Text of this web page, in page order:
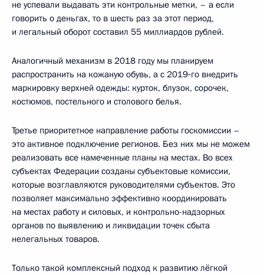
не успевали выдавать эти контрольные метки, – а если
говорить о деньгах, то в шесть раз за этот период,
и легальный оборот составил 55 миллиардов рублей.
Аналогичный механизм в 2018 году мы планируем
распространить на кожаную обувь, а с 2019‑го внедрить
маркировку верхней одежды: курток, блузок, сорочек,
костюмов, постельного и столового белья.
Третье приоритетное направление работы госкомиссии –
это активное подключение регионов. Без них мы не можем
реализовать все намеченные планы на местах. Во всех
субъектах Федерации созданы субъектовые комиссии,
которые возглавляются руководителями субъектов. Это
позволяет максимально эффективно координировать
на местах работу и силовых, и контрольно-надзорных
органов по выявлению и ликвидации точек сбыта
нелегальных товаров.
Только такой комплексный подход к развитию лёгкой